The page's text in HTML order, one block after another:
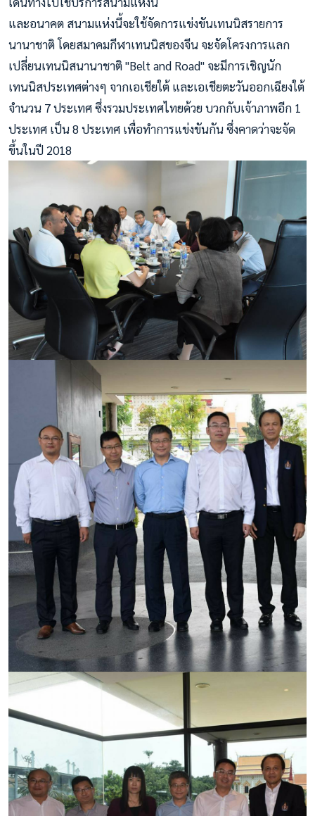
และอนาคต สนามแห่งนี้จะใช้จัดการแข่งขันเทนนิสรายการ
นานาชาติ โดยสมาคมกีฬาเทนนิสของจีน จะจัดโครงการแลก
เปลี่ยนเทนนิสนานาชาติ "Belt and Road" จะมีการเชิญนัก
เทนนิสประเทศต่างๆ จากเอเชียใต้ และเอเชียตะวันออกเฉียงใต้
จำนวน 7 ประเทศ ซึ่งรวมประเทศไทยด้วย บวกกับเจ้าภาพอีก 1
ประเทศ เป็น 8 ประเทศ เพื่อทำการแข่งขันกัน ซึ่งคาดว่าจะจัด
ขึ้นในปี 2018